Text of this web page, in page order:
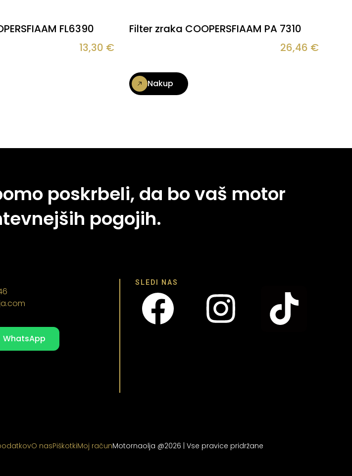
FL6390
13,30 €
Filter zraka COOPERSFIAAM PA 7310
26,46 €
Nakup
poskrbeli, da bo vaš motor
pogojih.
WhatsApp
SLEDI NAS
O nasPiškotkiMoj računMotornaolja @2026 | Vse pravice pridržane